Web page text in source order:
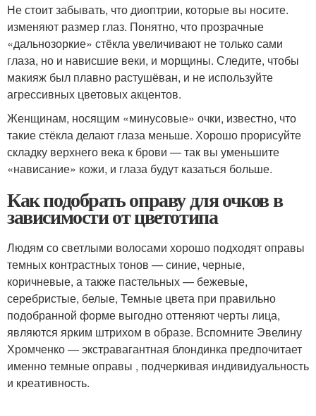
Не стоит забывать, что диоптрии, которые вы носите.
изменяют размер глаз. Понятно, что прозрачные
«дальнозоркие» стёкла увеличивают не только сами
глаза, но и нависшие веки, и морщины. Следите, чтобы
макияж был плавно растушёван, и не используйте
агрессивных цветовых акцентов.
Женщинам, носящим «минусовые» очки, известно, что
такие стёкла делают глаза меньше. Хорошо прорисуйте
складку верхнего века к брови — так вы уменьшите
«нависание» кожи, и глаза будут казаться больше.
Как подобрать оправу для очков в
зависимости от цветотипа
Людям со светлыми волосами хорошо подходят оправы
темных контрастных тонов — синие, черные,
коричневые, а также пастельных — бежевые,
серебристые, белые, Темные цвета при правильно
подобранной форме выгодно оттеняют черты лица,
являются ярким штрихом в образе. Вспомните Эвелину
Хромченко — экстравагантная блондинка предпочитает
именно темные оправы , подчеркивая индивидуальность
и креативность.